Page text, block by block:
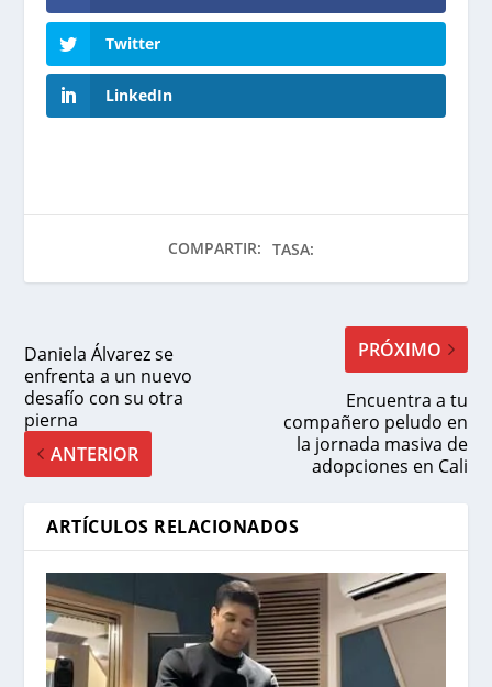
Twitter
LinkedIn
COMPARTIR: TASA:
Daniela Álvarez se
enfrenta a un nuevo
desafío con su otra
pierna
ANTERIOR
PRÓXIMO
Encuentra a tu
compañero peludo en
la jornada masiva de
adopciones en Cali
ARTÍCULOS RELACIONADOS